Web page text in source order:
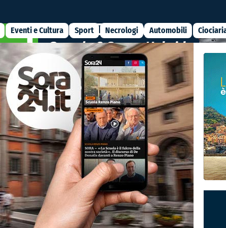
Eventi e Cultura Sport Necrologi Automobili